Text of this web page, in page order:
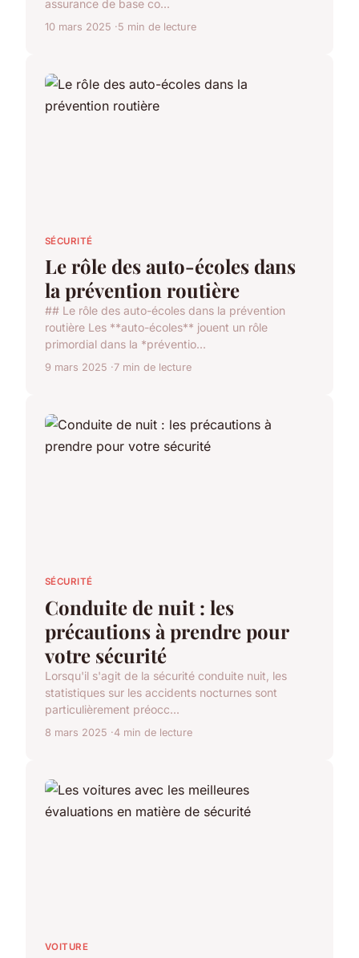
assurance de base co...
10 mars 2025 5 min de lecture
SÉCURITÉ
Le rôle des auto-écoles dans
la prévention routière
## Le rôle des auto-écoles dans la prévention
routière Les **auto-écoles** jouent un rôle
primordial dans la *préventio...
9 mars 2025 7 min de lecture
SÉCURITÉ
Conduite de nuit : les
précautions à prendre pour
votre sécurité
Lorsqu'il s'agit de la sécurité conduite nuit, les
statistiques sur les accidents nocturnes sont
particulièrement préocc...
8 mars 2025 4 min de lecture
VOITURE